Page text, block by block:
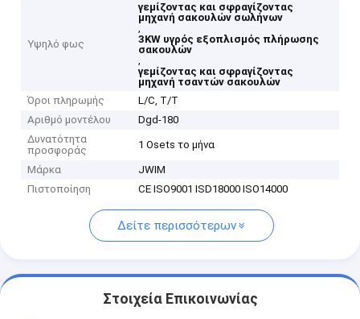
Υψηλό φως
γεμίζοντας και σφραγίζοντας
μηχανή σακουλών σωλήνων
,
3KW υγρός εξοπλισμός πλήρωσης
σακουλών
,
γεμίζοντας και σφραγίζοντας
μηχανή τσαντών σακουλών
Όροι πληρωμής
L/C, T/T
Αριθμό μοντέλου
Dgd-180
Δυνατότητα
προσφοράς
1 Osets το μήνα
Μάρκα
JWIM
Πιστοποίηση
CE ISO9001 ISD18000 ISO14000
Δείτε περισσότερων
Στοιχεία Επικοινωνίας